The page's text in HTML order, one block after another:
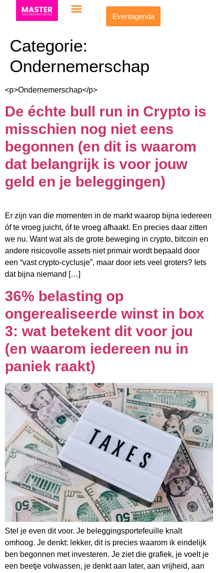
Eventagenda
Categorie:
Ondernemerschap
<p>Ondernemerschap</p>
De échte bull run in Crypto is
misschien nog niet eens
begonnen (en dit is waarom
dat belangrijk is voor jouw
geld en je beleggingen)
Er zijn van die momenten in de markt waarop bijna iedereen
óf te vroeg juicht, óf te vroeg afhaakt. En precies daar zitten
we nu. Want wat als de grote beweging in crypto, bitcoin en
andere risicovolle assets niet primair wordt bepaald door
een “vast crypto-cyclusje”, maar door iets veel groters? Iets
dat bijna niemand […]
36% belasting op
ongerealiseerde winst in box
3: wat betekent dit voor jou
(en waarom iedereen nu in
paniek raakt)
Stel je even dit voor. Je beleggingsportefeuille knalt
omhoog. Je denkt: lekker, dit is precies waarom ik eindelijk
ben begonnen met investeren. Je ziet die grafiek, je voelt je
een beetje volwassen, je denkt aan later, aan vrijheid, aan